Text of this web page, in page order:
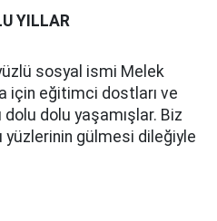
YILLAR
sosyal ismi Melek
için eğitimci dostları ve
dolu yaşamışlar. Biz
yüzlerinin gülmesi dileğiyle